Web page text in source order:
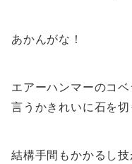
あかんがな！
エアーハンマーのコ
言うかきれいに石を
結構手間もかかるし技